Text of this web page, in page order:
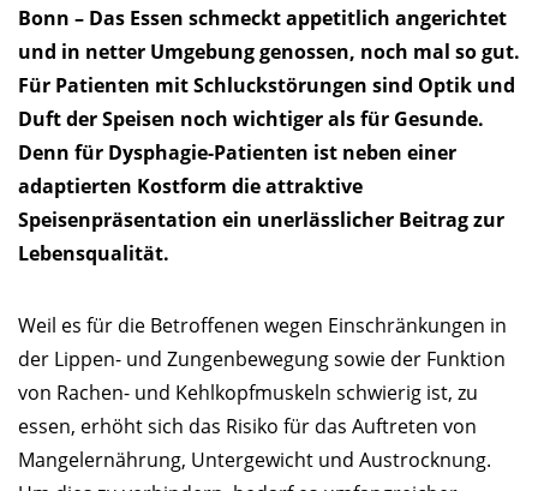
Bonn – Das Essen schmeckt appetitlich angerichtet
und in netter Umgebung genossen, noch mal so gut.
Für Patienten mit Schluckstörungen sind Optik und
Duft der Speisen noch wichtiger als für Gesunde.
Denn für Dysphagie-Patienten ist neben einer
adaptierten Kostform die attraktive
Speisenpräsentation ein unerlässlicher Beitrag zur
Lebensqualität.
Weil es für die Betroffenen wegen Einschränkungen in
der Lippen- und Zungenbewegung sowie der Funktion
von Rachen- und Kehlkopfmuskeln schwierig ist, zu
essen, erhöht sich das Risiko für das Auftreten von
Mangelernährung, Untergewicht und Austrocknung.